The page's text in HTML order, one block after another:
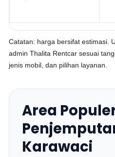
Catatan: harga bersifat estimasi.
admin Thalita Rentcar sesuai
jenis mobil, dan pilihan layanan.
Area
Karawaci